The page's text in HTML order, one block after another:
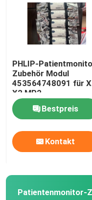
PHLIP-
Zubehör Modul
453564748091 für
X2 MP2
Bestpreis
Kontakt
Patientenmonitor-